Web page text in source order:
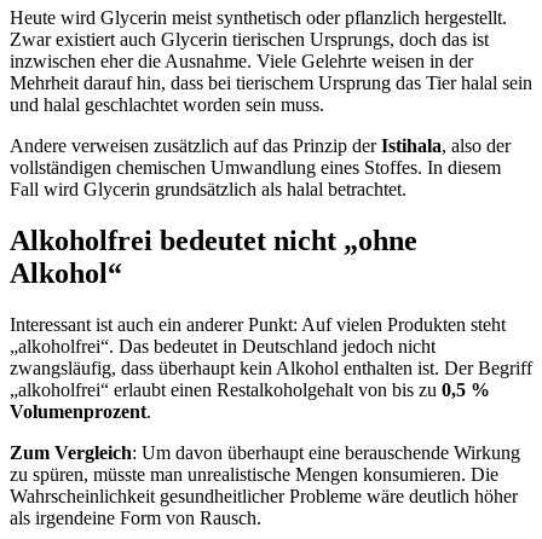
Heute wird Glycerin meist synthetisch oder pflanzlich hergestellt.
Zwar existiert auch Glycerin tierischen Ursprungs, doch das ist
inzwischen eher die Ausnahme. Viele Gelehrte weisen in der
Mehrheit darauf hin, dass bei tierischem Ursprung das Tier halal sein
und halal geschlachtet worden sein muss.
Andere verweisen zusätzlich auf das Prinzip derIstihala, also der
vollständigen chemischen Umwandlung eines Stoffes. In diesem
Fall wird Glycerin grundsätzlich als halal betrachtet.
Alkoholfrei bedeutet nicht „ohne
Alkohol“
Interessant ist auch ein anderer Punkt: Auf vielen Produkten steht
„alkoholfrei“. Das bedeutet in Deutschland jedoch nicht
zwangsläufig, dass überhaupt kein Alkohol enthalten ist. Der Begriff
„alkoholfrei“ erlaubt einen Restalkoholgehalt von bis zu 0,5 %
Volumenprozent.
Zum Vergleich: Um davon überhaupt eine berauschende Wirkung
zu spüren, müsste man unrealistische Mengen konsumieren. Die
Wahrscheinlichkeit gesundheitlicher Probleme wäre deutlich höher
als irgendeine Form von Rausch.